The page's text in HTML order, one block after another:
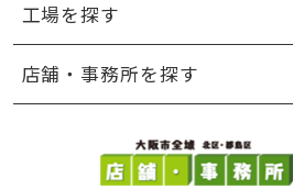
工場を探す
店舗・事務所を探す